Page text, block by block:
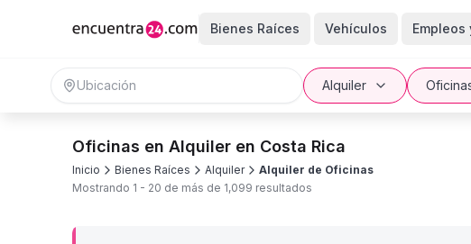
Bienes Raíces Vehículos Empleos
Alquiler
Oficinas en Alquiler en Costa Rica
Inicio Bienes Raíces Alquiler
Alquiler de Oficinas
Mostrando 1 - 20 de más de 1,099 resultados